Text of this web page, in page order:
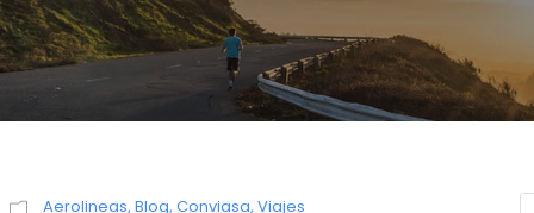
Aerolineas, Blog, Conviasa, Viajes